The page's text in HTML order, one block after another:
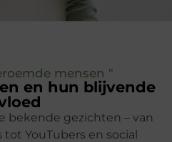
mensen "
en hun blijvende
bekende gezichten – van
YouTubers en social